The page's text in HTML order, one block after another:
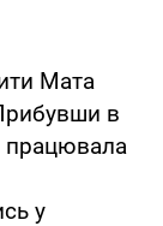
Мата
в
працювала
у